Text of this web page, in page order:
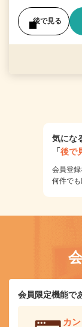
後で見る
気にな
「後で
会員登録
何件でも
会員限定機能で
カ